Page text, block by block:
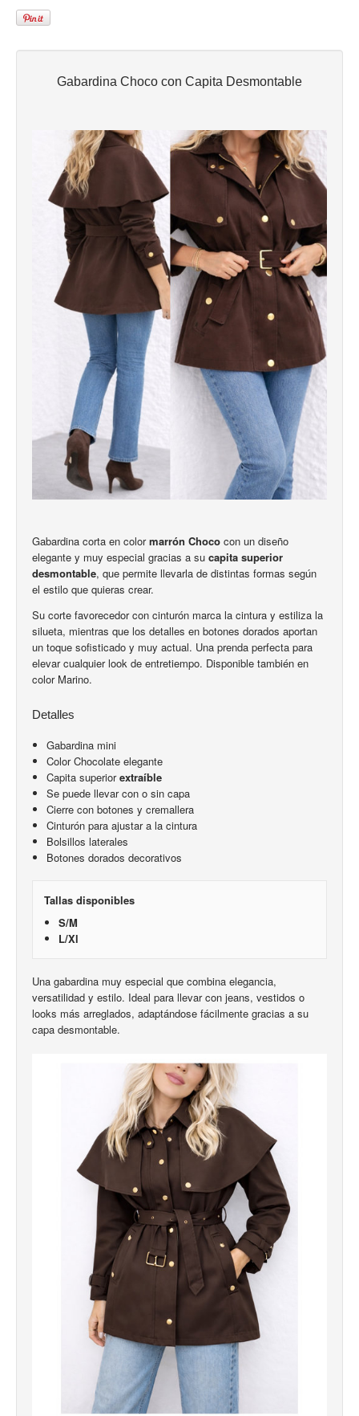
Gabardina Choco con Capita Desmontable
Gabardina corta en colormarrón Choco con un diseño
elegante y muy especial gracias a su capita superior
desmontable, que permite llevarla de distintas formas según
el estilo que quieras crear.
Su corte favorecedor con cinturón marca la cintura y estiliza la
silueta, mientras que los detalles en botones dorados aportan
un toque sofisticado y muy actual. Una prenda perfecta para
elevar cualquier look de entretiempo. Disponible también en
color Marino.
Detalles
Gabardina mini
Color Chocolate elegante
Capita superiorextraíble
Se puede llevar con o sin capa
Cierre con botones y cremallera
Cinturón para ajustar a la cintura
Bolsillos laterales
Botones dorados decorativos
Tallas disponibles
S/M
L/Xl
Una gabardina muy especial que combina elegancia,
versatilidad y estilo. Ideal para llevar con jeans, vestidos o
looks más arreglados, adaptándose fácilmente gracias a su
capa desmontable.